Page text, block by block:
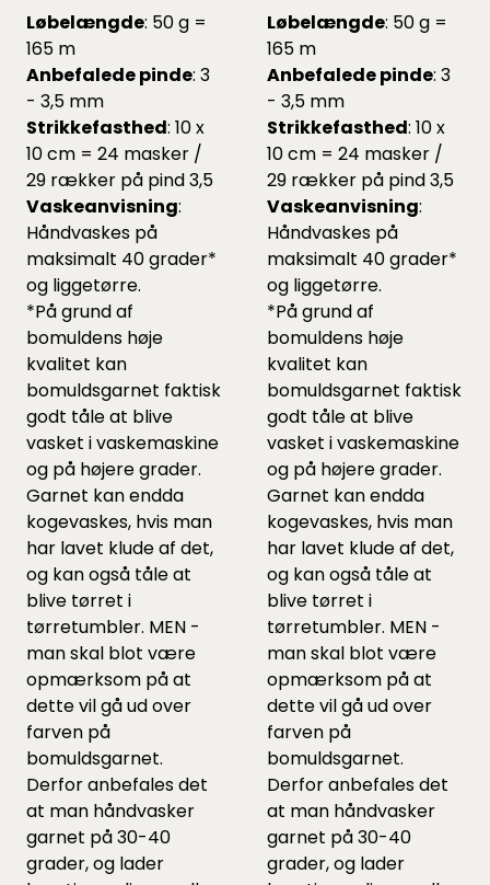
Løbelængde: 50 g =
165 m
Anbefalede pinde: 3
- 3,5 mm
Strikkefasthed: 10 x
10 cm = 24 masker /
29 rækker på pind 3,5
Vaskeanvisning:
Håndvaskes på
maksimalt 40 grader*
og liggetørre.
*På grund af
bomuldens høje
kvalitet kan
bomuldsgarnet faktisk
godt tåle at blive
vasket i vaskemaskine
og på højere grader.
Garnet kan endda
kogevaskes, hvis man
har lavet klude af det,
og kan også tåle at
blive tørret i
tørretumbler. MEN -
man skal blot være
opmærksom på at
dette vil gå ud over
farven på
bomuldsgarnet.
Derfor anbefales det
at man håndvasker
garnet på 30-40
grader, og lader
Løbelængde: 50 g =
165 m
Anbefalede pinde: 3
- 3,5 mm
Strikkefasthed: 10 x
10 cm = 24 masker /
29 rækker på pind 3,5
Vaskeanvisning:
Håndvaskes på
maksimalt 40 grader*
og liggetørre.
*På grund af
bomuldens høje
kvalitet kan
bomuldsgarnet faktisk
godt tåle at blive
vasket i vaskemaskine
og på højere grader.
Garnet kan endda
kogevaskes, hvis man
har lavet klude af det,
og kan også tåle at
blive tørret i
tørretumbler. MEN -
man skal blot være
opmærksom på at
dette vil gå ud over
farven på
bomuldsgarnet.
Derfor anbefales det
at man håndvasker
garnet på 30-40
grader, og lader